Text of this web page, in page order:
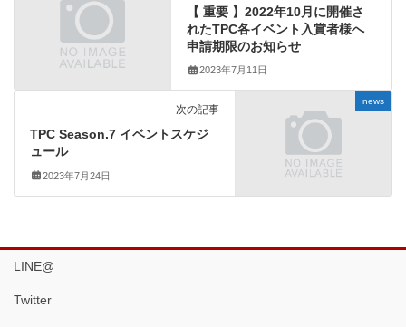
【 重要 】2022年10月に開催さ
れたTPC各イベント入賞者様へ
申請期限のお知らせ
2023年7月11日
news
次の記事
TPC Season.7 イベントスケジ
ュール
2023年7月24日
LINE@
Twitter